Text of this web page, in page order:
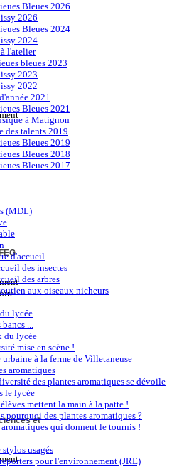
Bleues 2026
2026
Bleues 2024
2024
l'atelier
bleues 2023
2023
2022
2021
Bleues 2021
à Matignon
des talents 2019
Bleues 2019
Bleues 2018
Bleues 2017
(MDL)
d'accueil
des insectes
des arbres
aux oiseaux nicheurs
lycée
bancs ...
du lycée
mise en scène !
à la ferme de Villetaneuse
aromatiques
des plantes aromatiques se dévoile
le lycée
mettent la main à la patte !
pourquoi des plantes aromatiques ?
aromatiques qui donnent le tournis !
usagés
pour l'environnement (JRE)
et